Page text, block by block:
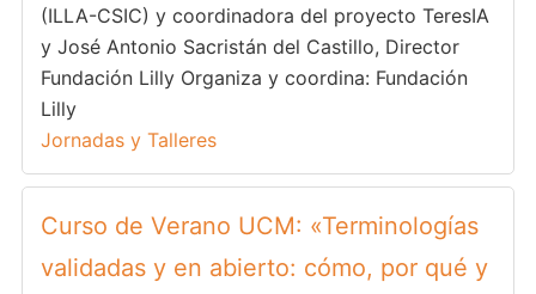
(ILLA-CSIC) y coordinadora del proyecto TeresIA
y José Antonio Sacristán del Castillo, Director
Fundación Lilly Organiza y coordina: Fundación
Lilly
Jornadas y Talleres
Curso de Verano UCM: «Terminologías
validadas y en abierto: cómo, por qué y